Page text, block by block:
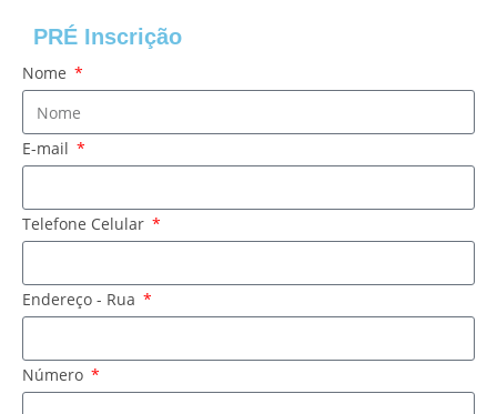
PRÉ Inscrição
Nome
E-mail
Telefone Celular
Endereço - Rua
Número